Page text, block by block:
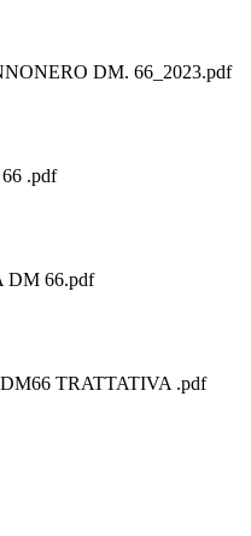
DM. 66_2023.pdf
.pdf
DM 66.pdf
TRATTATIVA .pdf